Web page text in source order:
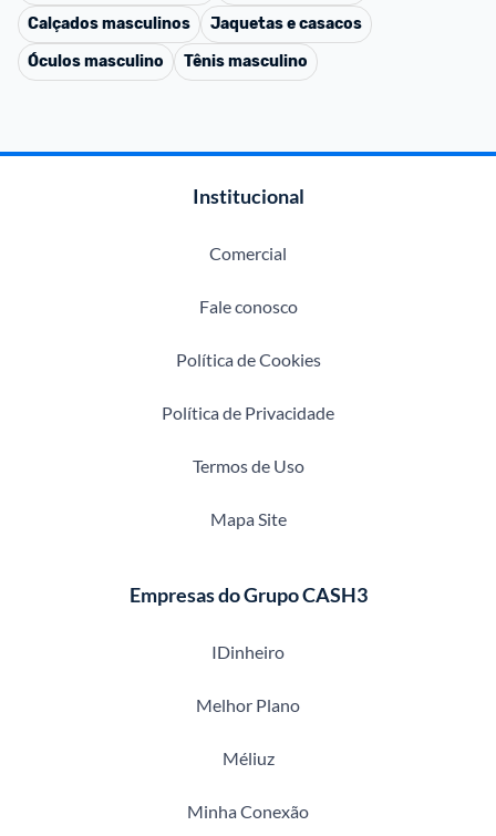
Calçados masculinos
Jaquetas e casacos
Óculos masculino
Tênis masculino
Institucional
Comercial
Fale conosco
Política de Cookies
Política de Privacidade
Termos de Uso
Mapa Site
Empresas do Grupo CASH3
IDinheiro
Melhor Plano
Méliuz
Minha Conexão